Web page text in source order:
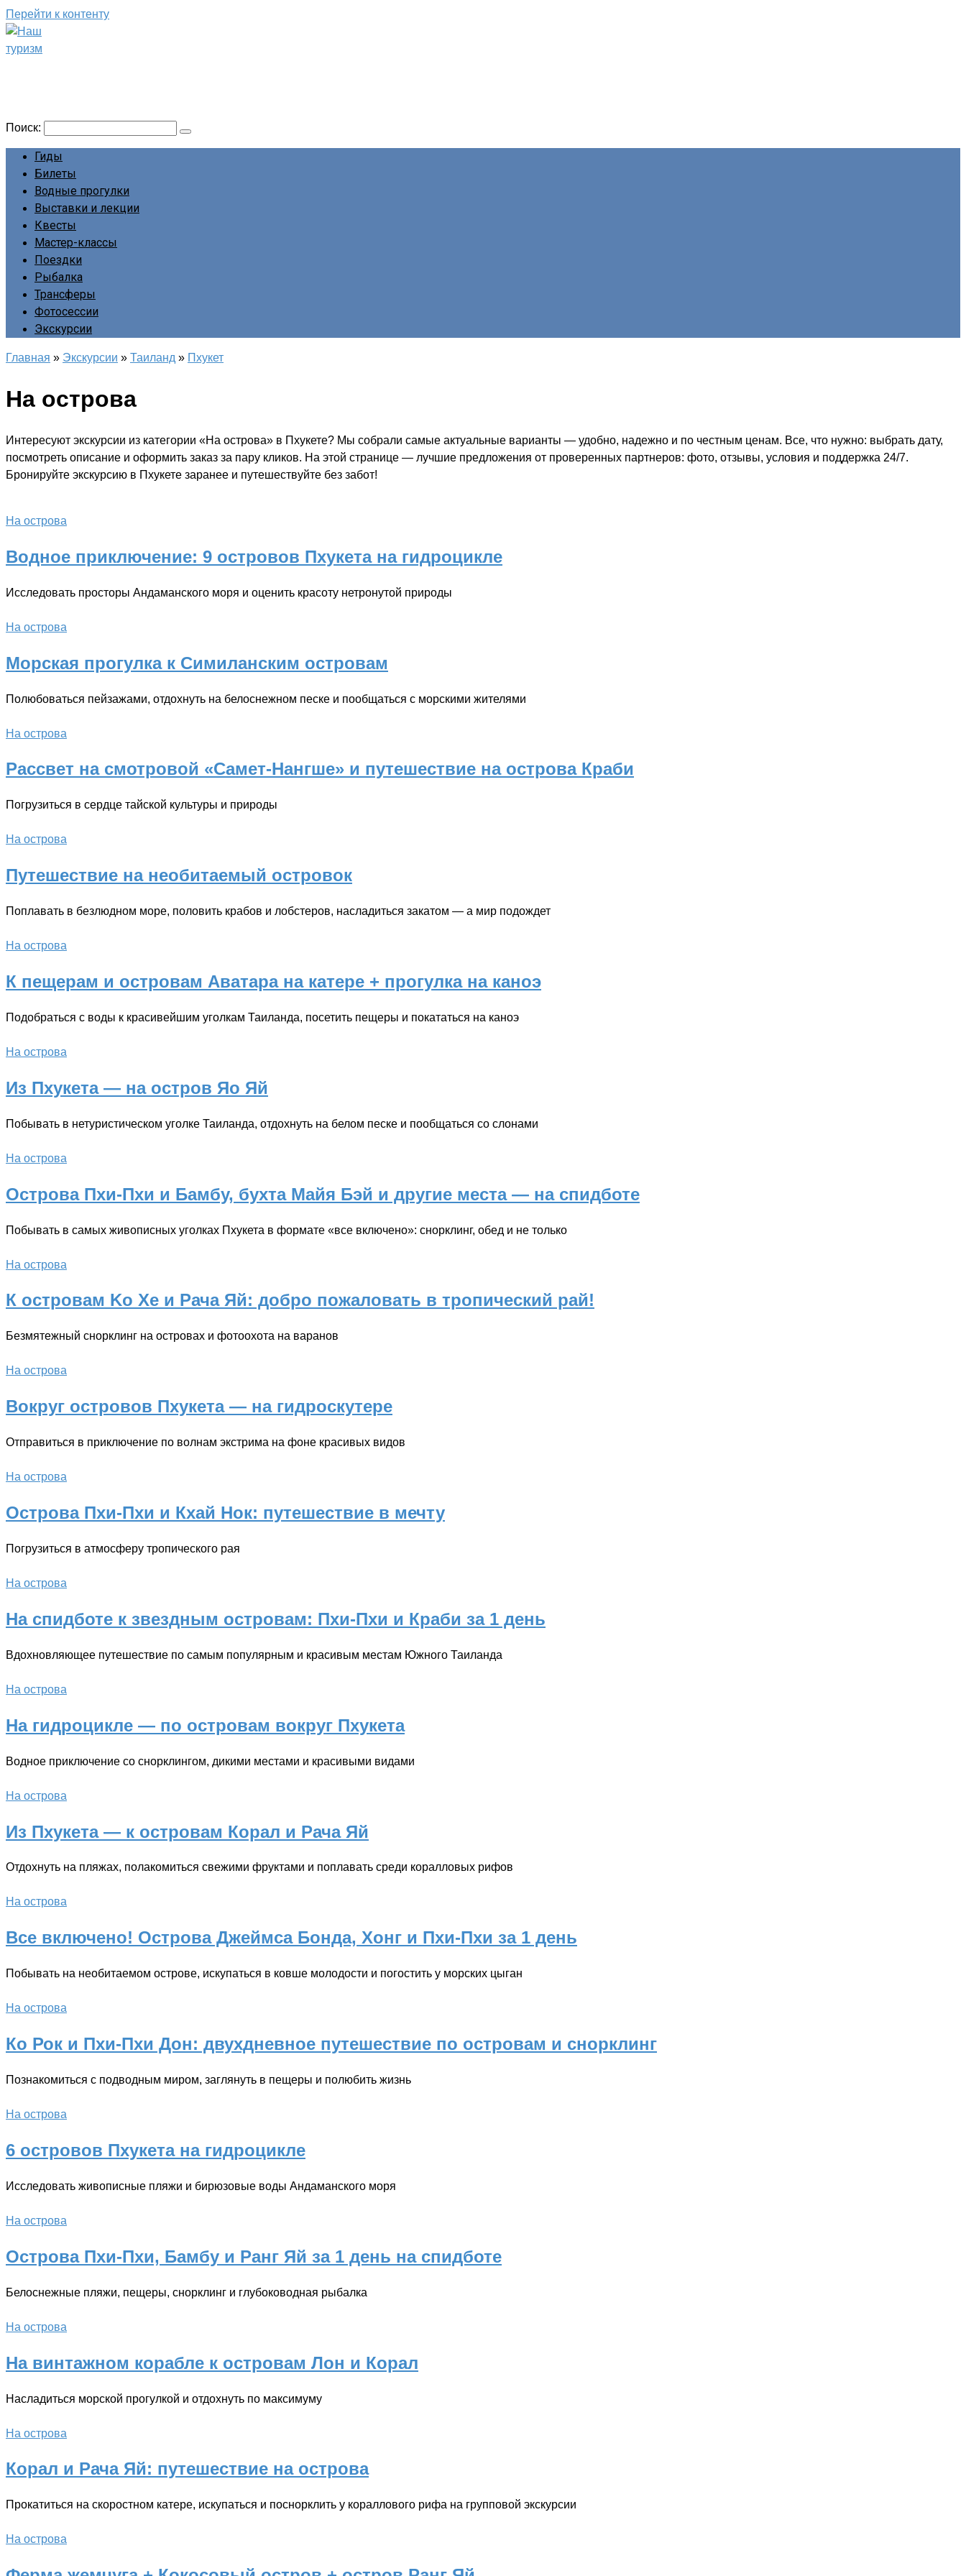
Перейти к контенту
Поиск:
Гиды
Билеты
Водные прогулки
Выставки и лекции
Квесты
Мастер-классы
Поездки
Рыбалка
Трансферы
Фотосессии
Экскурсии
Главная » Экскурсии » Таиланд » Пхукет
На острова
Интересуют экскурсии из категории «На острова» в Пхукете? Мы собрали самые актуальные варианты — удобно, надежно и по честным ценам. Все, что нужно: выбрать дату,
посмотреть описание и оформить заказ за пару кликов. На этой странице — лучшие предложения от проверенных партнеров: фото, отзывы, условия и поддержка 24/7.
Бронируйте экскурсию в Пхукете заранее и путешествуйте без забот!
На острова
Водное приключение: 9 островов Пхукета на гидроцикле
Исследовать просторы Андаманского моря и оценить красоту нетронутой природы
На острова
Морская прогулка к Симиланским островам
Полюбоваться пейзажами, отдохнуть на белоснежном песке и пообщаться с морскими жителями
На острова
Рассвет на смотровой «Самет-Нангше» и путешествие на острова Краби
Погрузиться в сердце тайской культуры и природы
На острова
Путешествие на необитаемый островок
Поплавать в безлюдном море, половить крабов и лобстеров, насладиться закатом — а мир подождет
На острова
К пещерам и островам Аватара на катере + прогулка на каноэ
Подобраться с воды к красивейшим уголкам Таиланда, посетить пещеры и покататься на каноэ
На острова
Из Пхукета — на остров Яо Яй
Побывать в нетуристическом уголке Таиланда, отдохнуть на белом песке и пообщаться со слонами
На острова
Острова Пхи-Пхи и Бамбу, бухта Майя Бэй и другие места — на спидботе
Побывать в самых живописных уголках Пхукета в формате «все включено»: снорклинг, обед и не только
На острова
К островам Ko Xe и Рача Яй: добро пожаловать в тропический рай!
Безмятежный снорклинг на островах и фотоохота на варанов
На острова
Вокруг островов Пхукета — на гидроскутере
Отправиться в приключение по волнам экстрима на фоне красивых видов
На острова
Острова Пхи-Пхи и Кхай Нок: путешествие в мечту
Погрузиться в атмосферу тропического рая
На острова
На спидботе к звездным островам: Пхи-Пхи и Краби за 1 день
Вдохновляющее путешествие по самым популярным и красивым местам Южного Таиланда
На острова
На гидроцикле — по островам вокруг Пхукета
Водное приключение со снорклингом, дикими местами и красивыми видами
На острова
Из Пхукета — к островам Корал и Рача Яй
Отдохнуть на пляжах, полакомиться свежими фруктами и поплавать среди коралловых рифов
На острова
Все включено! Острова Джеймса Бонда, Хонг и Пхи-Пхи за 1 день
Побывать на необитаемом острове, искупаться в ковше молодости и погостить у морских цыган
На острова
Ко Рок и Пхи-Пхи Дон: двухдневное путешествие по островам и снорклинг
Познакомиться с подводным миром, заглянуть в пещеры и полюбить жизнь
На острова
6 островов Пхукета на гидроцикле
Исследовать живописные пляжи и бирюзовые воды Андаманского моря
На острова
Острова Пхи-Пхи, Бамбу и Ранг Яй за 1 день на спидботе
Белоснежные пляжи, пещеры, снорклинг и глубоководная рыбалка
На острова
На винтажном корабле к островам Лон и Корал
Насладиться морской прогулкой и отдохнуть по максимуму
На острова
Корал и Рача Яй: путешествие на острова
Прокатиться на скоростном катере, искупаться и поснорклить у кораллового рифа на групповой экскурсии
На острова